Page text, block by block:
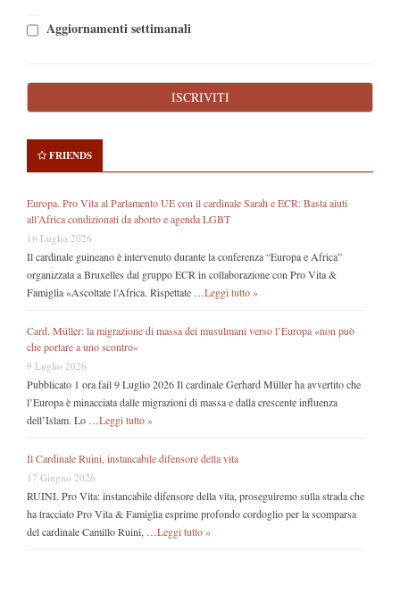
Aggiornamenti settimanali
FRIENDS
Europa. Pro Vita al Parlamento UE con il cardinale Sarah e ECR: Basta aiuti
all’Africa condizionati da aborto e agenda LGBT
16 Luglio 2026
Il cardinale guineano è intervenuto durante la conferenza “Europa e Africa”
organizzata a Bruxelles dal gruppo ECR in collaborazione con Pro Vita &
Famiglia «Ascoltate l’Africa. Rispettate … Leggi tutto »
Card. Müller: la migrazione di massa dei musulmani verso l’Europa «non può
che portare a uno scontro»
9 Luglio 2026
Pubblicato 1 ora fail 9 Luglio 2026 Il cardinale Gerhard Müller ha avvertito che
l’Europa è minacciata dalle migrazioni di massa e dalla crescente influenza
dell’Islam. Lo … Leggi tutto »
Il Cardinale Ruini, instancabile difensore della vita
17 Giugno 2026
RUINI. Pro Vita: instancabile difensore della vita, proseguiremo sulla strada che
ha tracciato Pro Vita & Famiglia esprime profondo cordoglio per la scomparsa
del cardinale Camillo Ruini, … Leggi tutto »